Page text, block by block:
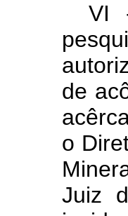
VI
de
o
Juiz